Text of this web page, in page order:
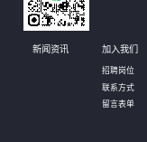
新闻资讯 加入我们
招聘岗位
联系方式
留言表单